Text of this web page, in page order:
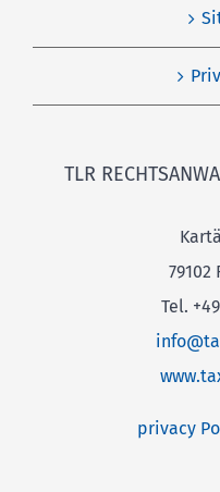
TLR
79102
Tel.
privacy